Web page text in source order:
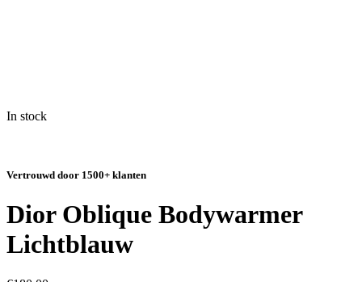
In stock
Vertrouwd door 1500+ klanten
Dior Oblique Bodywarmer
Lichtblauw